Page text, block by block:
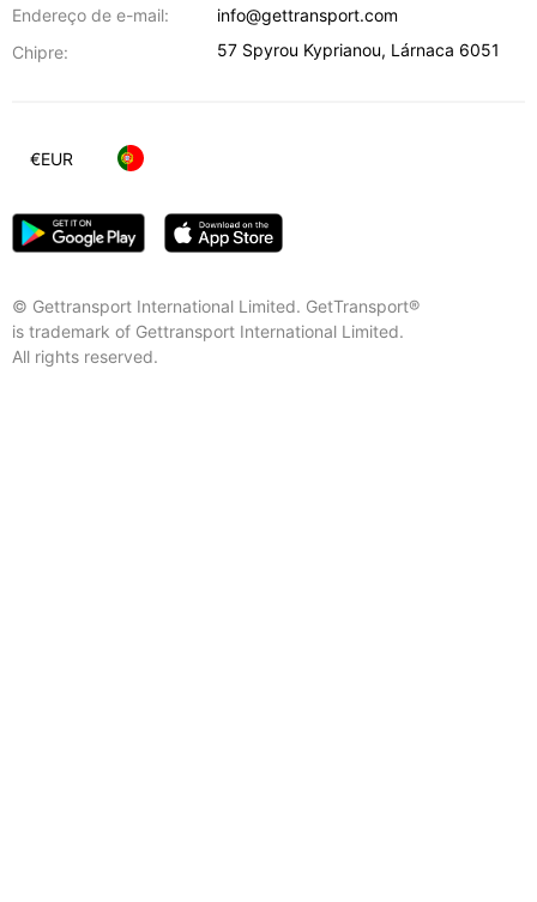
Endereço de e-mail:
info@gettransport.com
Chipre:
57 Spyrou Kyprianou, Lárnaca 6051
© Gettransport International Limited. GetTransport®
is trademark of Gettransport International Limited.
All rights reserved.
€EUR